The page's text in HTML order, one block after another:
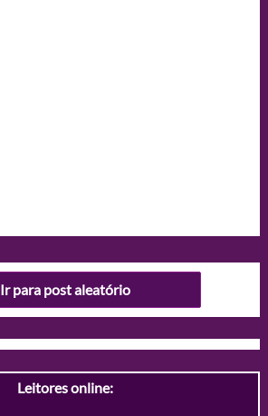
Ir para post aleatório
Leitores online: